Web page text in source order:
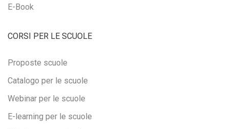
E-Book
CORSI PER LE SCUOLE
Proposte scuole
Catalogo per le scuole
Webinar per le scuole
E-learning per le scuole